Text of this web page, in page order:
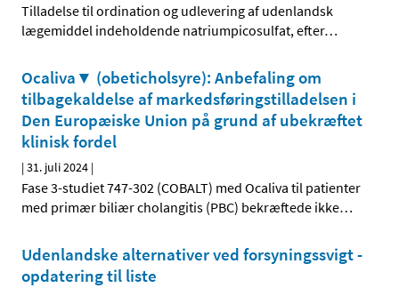
Tilladelse til ordination og udlevering af udenlandsk
lægemiddel indeholdende natriumpicosulfat, efter…
Ocaliva▼ (obeticholsyre): Anbefaling om
tilbagekaldelse af markedsføringstilladelsen i
Den Europæiske Union på grund af ubekræftet
klinisk fordel
|31. juli 2024 |
Fase 3-studiet 747-302 (COBALT) med Ocaliva til patienter
med primær biliær cholangitis (PBC) bekræftede ikke…
Udenlandske alternativer ved forsyningssvigt -
opdatering til liste